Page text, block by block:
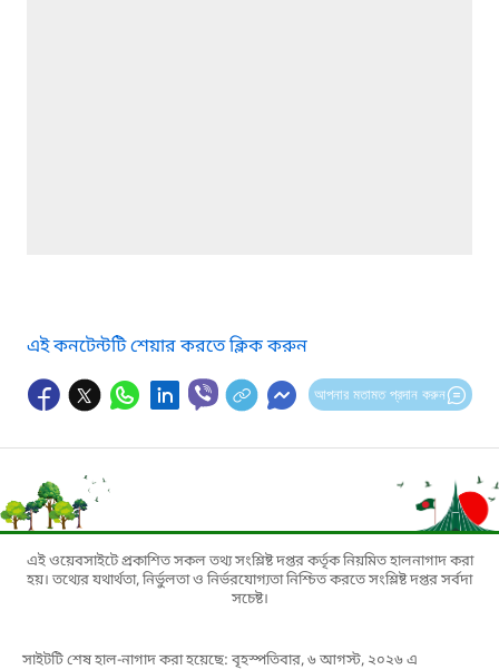
এই কনটেন্টটি শেয়ার করতে ক্লিক করুন
আপনার মতামত প্রদান করুন
এই ওয়েবসাইটে প্রকাশিত সকল তথ্য সংশ্লিষ্ট দপ্তর কর্তৃক নিয়মিত হালনাগাদ করা
হয়। তথ্যের যথার্থতা, নির্ভুলতা ও নির্ভরযোগ্যতা নিশ্চিত করতে সংশ্লিষ্ট দপ্তর সর্বদা
সচেষ্ট।
সাইটটি শেষ হাল-নাগাদ করা হয়েছে: বৃহস্পতিবার, ৬ আগস্ট, ২০২৬ এ